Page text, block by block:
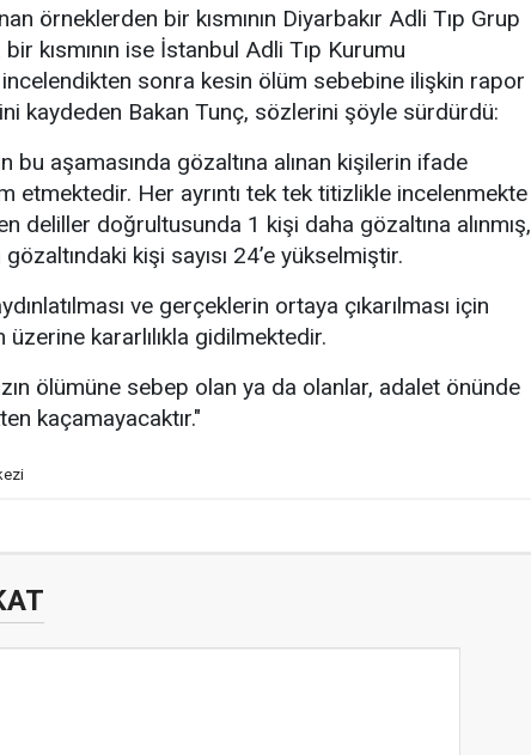
örneklerden bir kısmının Diyarbakır Adli Tıp Grup
bir kısmının ise İstanbul Adli Tıp Kurumu
incelendikten sonra kesin ölüm sebebine ilişkin rapor
kaydeden Bakan Tunç, sözlerini şöyle sürdürdü:
bu aşamasında gözaltına alınan kişilerin ifade
etmektedir. Her ayrıntı tek tek titizlikle incelenmekte
deliller doğrultusunda 1 kişi daha gözaltına alınmış,
kişi sayısı 24’e yükselmiştir.
ve gerçeklerin ortaya çıkarılması için
üzerine kararlılıkla gidilmektedir.
ölümüne sebep olan ya da olanlar, adalet önünde
kaçamayacaktır."